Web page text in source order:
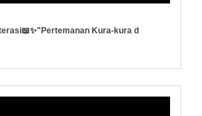
Kura-kura d